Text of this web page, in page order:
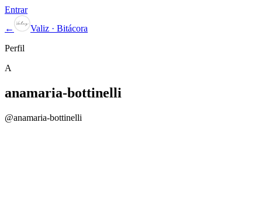
Entrar
←
Valiz · Bitácora
Perfil
A
anamaria-bottinelli
@anamaria-bottinelli